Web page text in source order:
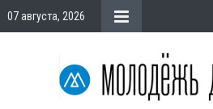
07 августа, 2026